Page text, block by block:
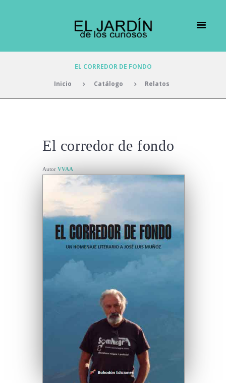
EL CORREDOR DE FONDO
Inicio Catálogo Relatos
El corredor de fondo
Autor VVAA